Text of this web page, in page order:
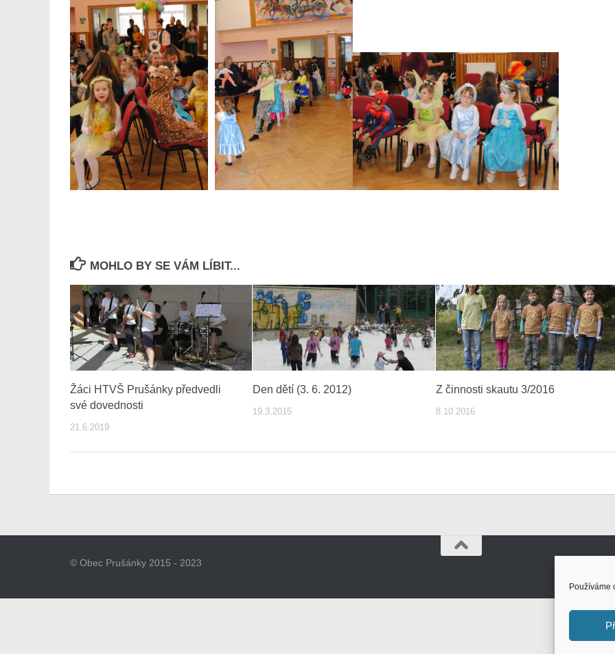
Používáme
MOHLO BY SE VÁM LÍBIT...
Žáci HTVŠ Prušánky předvedli
své dovednosti
21.6.2019
Den dětí (3. 6. 2012)
19.3.2015
Z činnosti skautu 3/2016
8.10.2016
© Obec Prušánky 2015 - 2023